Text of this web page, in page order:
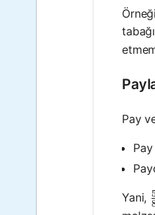
Pay
Yani,